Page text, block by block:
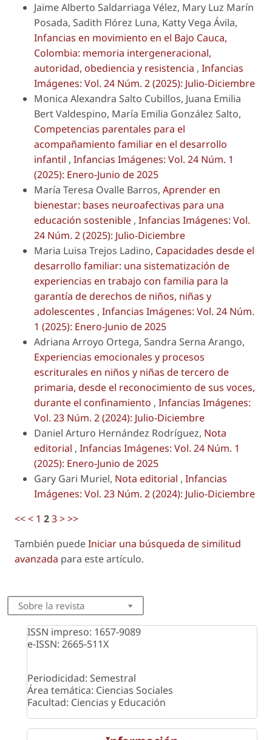
Jaime Alberto Saldarriaga Vélez, Mary Luz Marín
Posada, Sadith Flórez Luna, Katty Vega Ávila,
Infancias en movimiento en el Bajo Cauca,
Colombia: memoria intergeneracional,
autoridad, obediencia y resistencia , Infancias
Imágenes: Vol. 24 Núm. 2 (2025): Julio-Diciembre
Monica Alexandra Salto Cubillos, Juana Emilia
Bert Valdespino, María Emilia González Salto,
Competencias parentales para el
acompañamiento familiar en el desarrollo
infantil , Infancias Imágenes: Vol. 24 Núm. 1
(2025): Enero-Junio de 2025
María Teresa Ovalle Barros, Aprender en
bienestar: bases neuroafectivas para una
educación sostenible , Infancias Imágenes: Vol.
24 Núm. 2 (2025): Julio-Diciembre
Maria Luisa Trejos Ladino, Capacidades desde el
desarrollo familiar: una sistematización de
experiencias en trabajo con familia para la
garantía de derechos de niños, niñas y
adolescentes , Infancias Imágenes: Vol. 24 Núm.
1 (2025): Enero-Junio de 2025
Adriana Arroyo Ortega, Sandra Serna Arango,
Experiencias emocionales y procesos
escriturales en niños y niñas de tercero de
primaria, desde el reconocimiento de sus voces,
durante el confinamiento , Infancias Imágenes:
Vol. 23 Núm. 2 (2024): Julio-Diciembre
Daniel Arturo Hernández Rodríguez, Nota
editorial , Infancias Imágenes: Vol. 24 Núm. 1
(2025): Enero-Junio de 2025
Gary Gari Muriel, Nota editorial , Infancias
Imágenes: Vol. 23 Núm. 2 (2024): Julio-Diciembre
<<< 1 23>>>
También puedeIniciar una búsqueda de similitud
avanzada para este artículo.
Sobre la revista
ISSN impreso: 1657-9089
e-ISSN: 2665-511X
Periodicidad: Semestral
Área temática: Ciencias Sociales
Facultad: Ciencias y Educación